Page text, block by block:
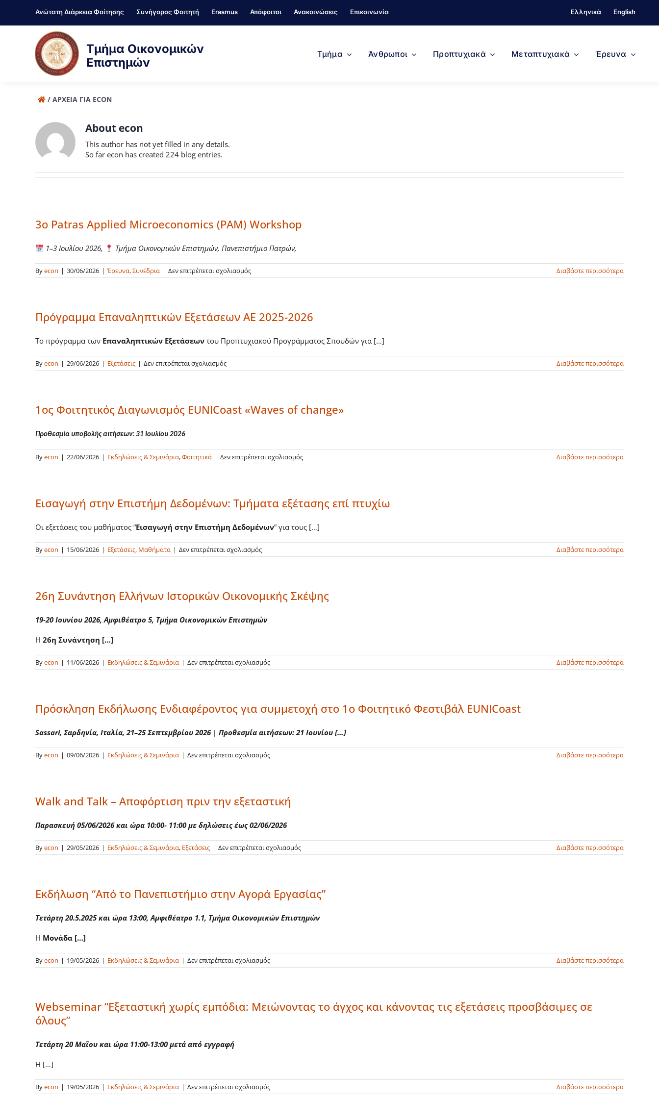
περιεχόμενο
Ανώτατη Διάρκεια Φοίτησης Συνήγορος Φοιτητή Erasmus Απόφοιτοι Ανακοινώσεις Επικοινωνία Ελληνικά English
Τμήμα Οικονομικών
Επιστημών
Τμήμα Άνθρωποι Προπτυχιακά Μεταπτυχιακά Έρευνα
/ ΑΡΧΕΊΑ ΓΙΑ ECON
About econ
This author has not yet filled in any details.
So far econ has created 224 blog entries.
3ο Patras Applied Microeconomics (PAM) Workshop
1–3 Ιουλίου 2026, Τμήμα Οικονομικών Επιστημών, Πανεπιστήμιο Πατρών,
Byecon | 30/06/2026 | Έρευνα,Συνέδρια | Δεν επιτρέπεται σχολιασμόςστο
3ο
(PAM)
Workshop
Διαβάστε περισσότερα
Πρόγραμμα Επαναληπτικών Εξετάσεων ΑΕ 2025-2026
Το πρόγραμμα των Επαναληπτικών Εξετάσεων του Προπτυχιακού Προγράμματος Σπουδών για […]
Byecon | 29/06/2026 | Εξετάσεις | Δεν επιτρέπεται σχολιασμόςστο
Πρόγραμμα
2025-
2026
Διαβάστε περισσότερα
1ος Φοιτητικός Διαγωνισμός EUNICoast «Waves of change»
Προθεσμία υποβολής αιτήσεων: 31 Ιουλίου 2026
Byecon | 22/06/2026 | Εκδηλώσεις & Σεμινάρια,Φοιτητικά | Δεν επιτρέπεται σχολιασμόςστο
1ος
«Waves
of
Διαβάστε περισσότερα
Εισαγωγή στην Επιστήμη Δεδομένων: Τμήματα εξέτασης επί πτυχίω
Οι εξετάσεις του μαθήματος “Εισαγωγή στην Επιστήμη Δεδομένων” για τους […]
Byecon | 15/06/2026 | Εξετάσεις, Μαθήματα | Δεν επιτρέπεται σχολιασμόςστο
Εισαγωγή
Τμήματα
εξέτασης
πτυχίω
Διαβάστε περισσότερα
26η Συνάντηση Ελλήνων Ιστορικών Οικονομικής Σκέψης
19-20 Ιουνίου 2026, Αμφιθέατρο 5, Τμήμα Οικονομικών Επιστημών
Η 26η Συνάντηση […]
Byecon | 11/06/2026 | Εκδηλώσεις & Σεμινάρια | Δεν επιτρέπεται σχολιασμόςστο
26η
Οικονομικής
Σκέψης
Διαβάστε περισσότερα
Πρόσκληση Εκδήλωσης Ενδιαφέροντος για συμμετοχή στο 1ο Φοιτητικό Φεστιβάλ EUNICoast
Sassari, Σαρδηνία, Ιταλία, 21–25 Σεπτεμβρίου 2026 | Προθεσμία αιτήσεων: 21 Ιουνίου […]
Byecon | 09/06/2026 | Εκδηλώσεις & Σεμινάρια | Δεν επιτρέπεται σχολιασμόςστο
Πρόσκληση
συμμετοχή
στο
Φοιτητικό
EUNICoast
Διαβάστε περισσότερα
Walk and Talk – Αποφόρτιση πριν την εξεταστική
Παρασκευή 05/06/2026 και ώρα 10:00- 11:00 με δηλώσεις έως 02/06/2026
Byecon | 29/05/2026 | Εκδηλώσεις & Σεμινάρια, Εξετάσεις | Δεν επιτρέπεται σχολιασμόςστο
Walk
Αποφόρτιση
πριν
εξεταστική
Διαβάστε περισσότερα
Εκδήλωση “Από το Πανεπιστήμιο στην Αγορά Εργασίας”
Τετάρτη 20.5.2025 και ώρα 13:00, Αμφιθέατρο 1.1, Τμήμα Οικονομικών Επιστημών
Η Μονάδα […]
Byecon | 19/05/2026 | Εκδηλώσεις & Σεμινάρια | Δεν επιτρέπεται σχολιασμόςστο
Εκδήλωση
στην
Αγορά
Διαβάστε περισσότερα
Webseminar “Εξεταστική χωρίς εμπόδια: Μειώνοντας το άγχος και κάνοντας τις εξετάσεις προσβάσιμες σε
όλους”
Τετάρτη 20 Μαΐου και ώρα 11:00-13:00 μετά από εγγραφή
Η […]
Byecon | 19/05/2026 | Εκδηλώσεις & Σεμινάρια | Δεν επιτρέπεται σχολιασμόςστο
Webseminar
Διαβάστε περισσότερα